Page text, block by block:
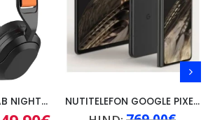
KÕRVAKLAPID JLAB NIGHTFALL WIRELESS/ BLUETOOTH,PC/ SWITCH/PS, MUST NUTITELEFON GOOGLE PIXEL FOLD 5G, 12GB/256GB, MUST